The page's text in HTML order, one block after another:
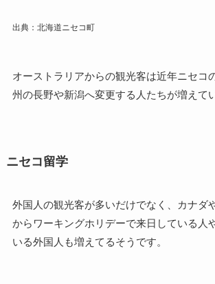
出典：北海道ニセコ町
オーストラリアからの観光客は近年ニセコ
州の長野や新潟へ変更する人たちが増えて
ニセコ留学
外国人の観光客が多いだけでなく、カナダ
からワーキングホリデーで来日している人
いる外国人も増えてるそうです。